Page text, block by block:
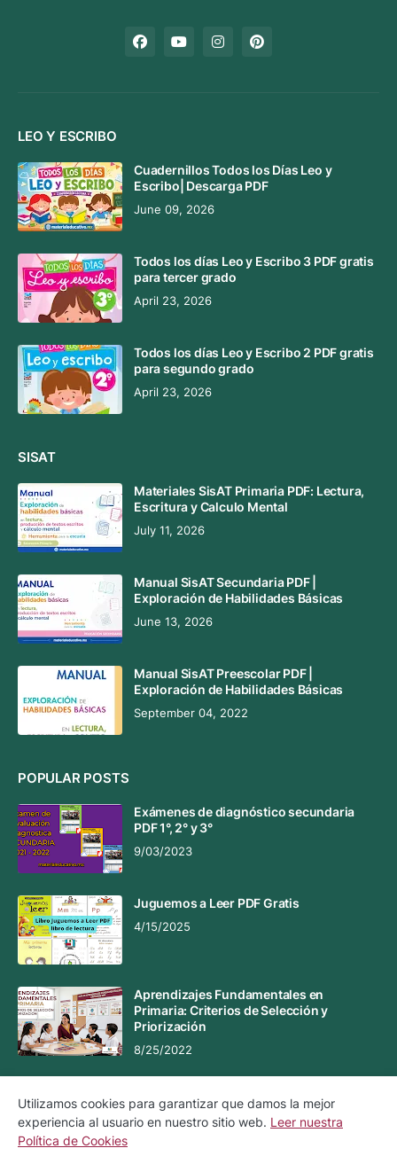
LEO Y ESCRIBO
Cuadernillos Todos los Días Leo y
Escribo| Descarga PDF
June 09, 2026
Todos los días Leo y Escribo 3 PDF gratis
para tercer grado
April 23, 2026
Todos los días Leo y Escribo 2 PDF gratis
para segundo grado
April 23, 2026
SISAT
Materiales SisAT Primaria PDF: Lectura,
Escritura y Calculo Mental
July 11, 2026
Manual SisAT Secundaria PDF |
Exploración de Habilidades Básicas
June 13, 2026
Manual SisAT Preescolar PDF |
Exploración de Habilidades Básicas
September 04, 2022
POPULAR POSTS
Exámenes de diagnóstico secundaria
PDF 1°, 2° y 3°
9/03/2023
Juguemos a Leer PDF Gratis
4/15/2025
Aprendizajes Fundamentales en
Primaria: Criterios de Selección y
Priorización
8/25/2022
Aviso Legal Aviso de Privacidad
Política de Cookies
Utilizamos cookies para garantizar que damos la mejor
experiencia al usuario en nuestro sitio web. Leer nuestra
Política de Cookies